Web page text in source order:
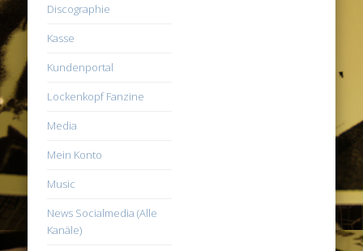
Discographie
Kasse
Kundenportal
Lockenkopf Fanzine
Media
Mein Konto
Music
News Socialmedia (Alle
Kanäle)